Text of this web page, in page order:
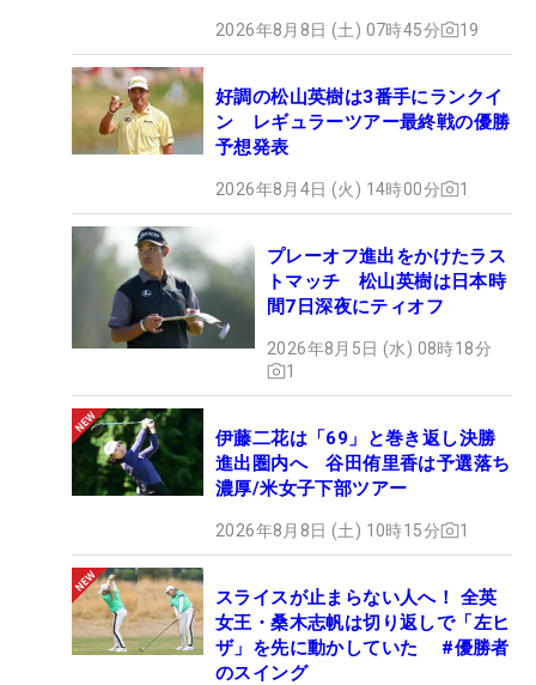
2026年8月8日 (土) 07時45分 19
好調の松山英樹は3番手にランクイ
ン レギュラーツアー最終戦の優勝
予想発表
2026年8月4日 (火) 14時00分 1
プレーオフ進出をかけたラス
トマッチ 松山英樹は日本時
間7日深夜にティオフ
2026年8月5日 (水) 08時18分
1
伊藤二花は「69」と巻き返し決勝
進出圏内へ 谷田侑里香は予選落ち
濃厚/米女子下部ツアー
2026年8月8日 (土) 10時15分 1
スライスが止まらない人へ！ 全英
女王・桑木志帆は切り返しで「左ヒ
ザ」を先に動かしていた #優勝者
のスイング